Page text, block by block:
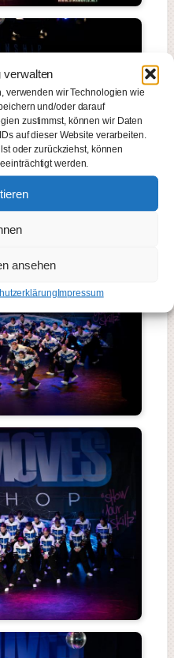
verwalten
verwenden wir Technologien wie
und/oder darauf
zustimmst, können wir Daten
auf dieser Website verarbeiten.
oder zurückziehst, können
werden.
ansehen
Impressum